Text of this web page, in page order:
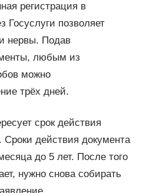
регистрация в
Госуслуги позволяет
нервы. Подав
любым из
можно
трёх дней.
срок действия
Сроки действия документа
до 5 лет. После того
нужно снова собирать